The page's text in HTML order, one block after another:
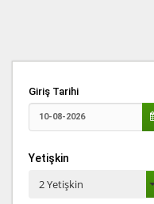
Giriş Tarihi
Yetişkin
2 Yetişkin